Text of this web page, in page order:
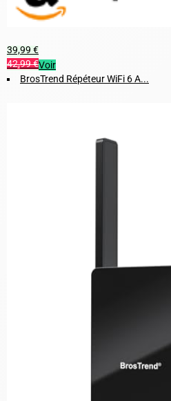
39,99 €
42,99 €Voir
BrosTrend Répéteur WiFi 6 A...